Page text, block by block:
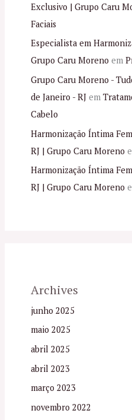
Exclusivo | Grupo Caru
Faciais
Especialista em
Grupo Caru Moreno em
Grupo Caru Moreno -
de Janeiro - RJem
Cabelo
Harmonização Íntima
RJ | Grupo Caru Moreno
Harmonização Íntima
RJ | Grupo Caru Moreno
Archives
junho 2025
maio 2025
abril 2025
abril 2023
março 2023
novembro 2022